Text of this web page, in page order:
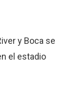
y Boca se
el estadio